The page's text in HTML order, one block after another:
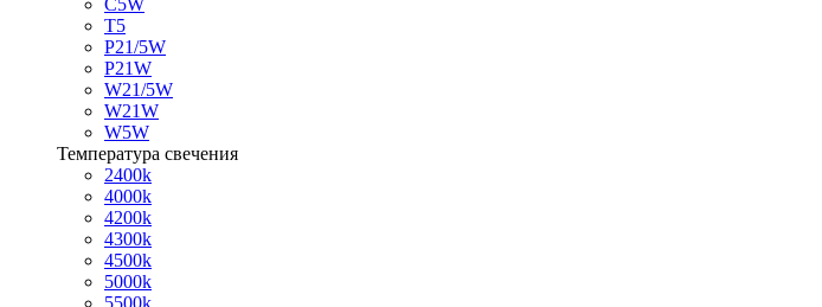
C5W
T5
P21/5W
P21W
W21/5W
W21W
W5W
Температура свечения
2400k
4000k
4200k
4300k
4500k
5000k
5500k